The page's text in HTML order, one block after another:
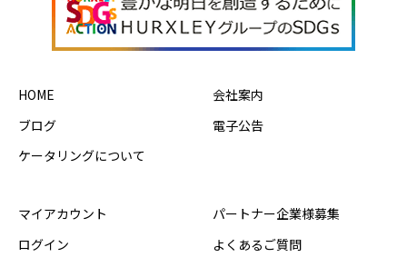
HOME
ブログ
ケータリングについて
会社案内
電子公告
マイアカウント
ログイン
パートナー企業様募集
よくあるご質問